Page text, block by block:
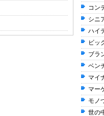
コン
シニ
ハイ
ビッ
ブラ
ベン
マイ
マー
モノ
世の